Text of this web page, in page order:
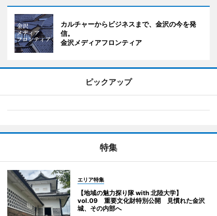
カルチャーからビジネスまで、金沢の今を発
信。
金沢メディアフロンティア
ピックアップ
特集
エリア特集
【地域の魅力探り隊 with 北陸大学】
vol.09 重要文化財特別公開 見慣れた金沢
城、その内部へ